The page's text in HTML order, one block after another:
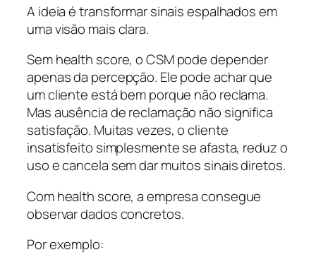
A ideia é transformar sinais espalhados em
uma visão mais clara.
Sem health score, o CSM pode depender
apenas da percepção. Ele pode achar que
um cliente está bem porque não reclama.
Mas ausência de reclamação não significa
satisfação. Muitas vezes, o cliente
insatisfeito simplesmente se afasta, reduz o
uso e cancela sem dar muitos sinais diretos.
Com health score, a empresa consegue
observar dados concretos.
Por exemplo: